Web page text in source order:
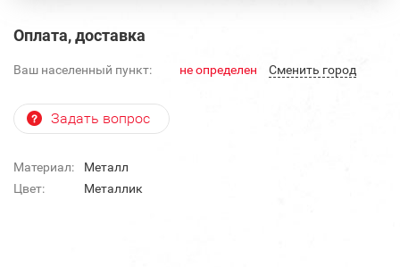
Оплата, доставка
Ваш населенный пункт: не определен Cменить город
Задать вопрос
Материал:
Металл
Цвет:
Металлик